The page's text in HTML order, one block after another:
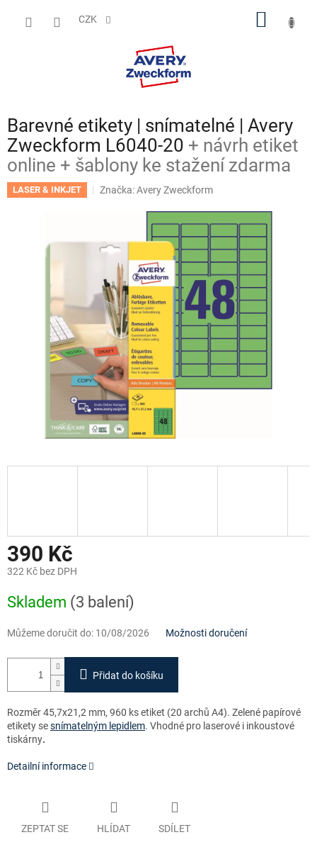
CZK
Barevné etikety | snímatelné | Avery
Zweckform L6040-20 + návrh etiket
online + šablony ke stažení zdarma
LASER & INKJET Značka:Avery Zweckform
390 Kč
322 Kč bez DPH
cena:
Skladem (3 balení)
Můžeme doručit do: 10/08/2026 Možnosti doručení
Přidat do košíku
Rozměr 45,7x21,2 mm, 960 ks etiket (20 archů A4). Zelené papírové
etikety sesnímatelným lepidlem. Vhodné pro laserové i inkoustové
tiskárny.
Detailní informace
ZEPTAT SE HLÍDAT SDÍLET